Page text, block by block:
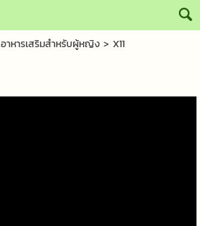
อาหารเสริมสำหรับผู้หญิง> X11